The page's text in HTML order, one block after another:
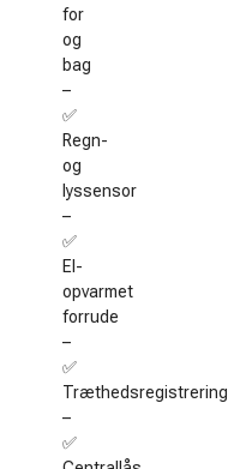
for
og
bag
–
✅
Regn-
og
lyssensor
–
✅
El-
opvarmet
forrude
–
✅
Træthedsregistrering
–
✅